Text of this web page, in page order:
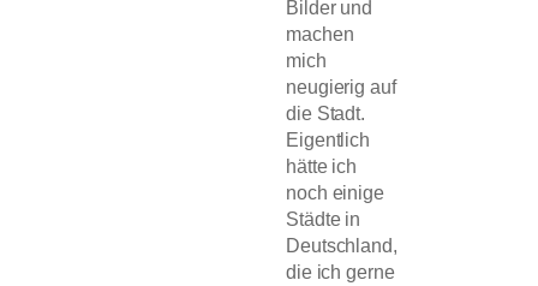
Bilder und
machen
mich
neugierig auf
die Stadt.
Eigentlich
hätte ich
noch einige
Städte in
Deutschland,
die ich gerne